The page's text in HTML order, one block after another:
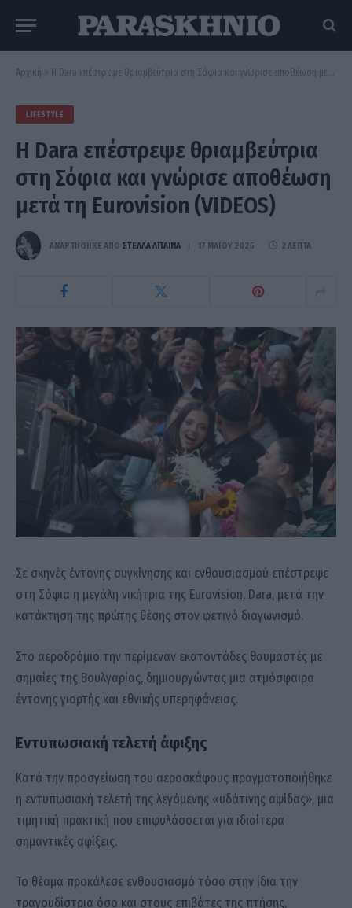
Αρχική » Η Dara επέστρεψε θριαμβεύτρια στη Σόφια και γνώρισε αποθέωση μετά τη Eurovision (VIDEOS)
LIFESTYLE
Η Dara επέστρεψε θριαμβεύτρια
στη Σόφια και γνώρισε αποθέωση
μετά τη Eurovision (VIDEOS)
ΑΝΑΡΤΗΘΗΚΕ ΑΠΟ ΣΤΈΛΛΑ ΛΊΤΑΙΝΑ 17 ΜΑΪ́ΟΥ 2026 2 ΛΕΠΤΆ
Σε σκηνές έντονης συγκίνησης και ενθουσιασμού επέστρεψε
στη Σόφια η μεγάλη νικήτρια της Eurovision, Dara, μετά την
κατάκτηση της πρώτης θέσης στον φετινό διαγωνισμό.
Στο αεροδρόμιο την περίμεναν εκατοντάδες θαυμαστές με
σημαίες της Βουλγαρίας, δημιουργώντας μια ατμόσφαιρα
έντονης γιορτής και εθνικής υπερηφάνειας.
Εντυπωσιακή τελετή άφιξης
Κατά την προσγείωση του αεροσκάφους πραγματοποιήθηκε
η εντυπωσιακή τελετή της λεγόμενης «υδάτινης αψίδας», μια
τιμητική πρακτική που επιφυλάσσεται για ιδιαίτερα
σημαντικές αφίξεις.
Το θέαμα προκάλεσε ενθουσιασμό τόσο στην ίδια την
τραγουδίστρια όσο και στους επιβάτες της πτήσης,